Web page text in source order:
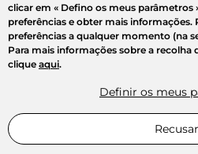
clicar em « Defino os meus parâmetros
preferências e obter mais informações.
preferências a qualquer momento (na
Para mais informações sobre a recolha
clique aqui.
Definir os meus
Recusar